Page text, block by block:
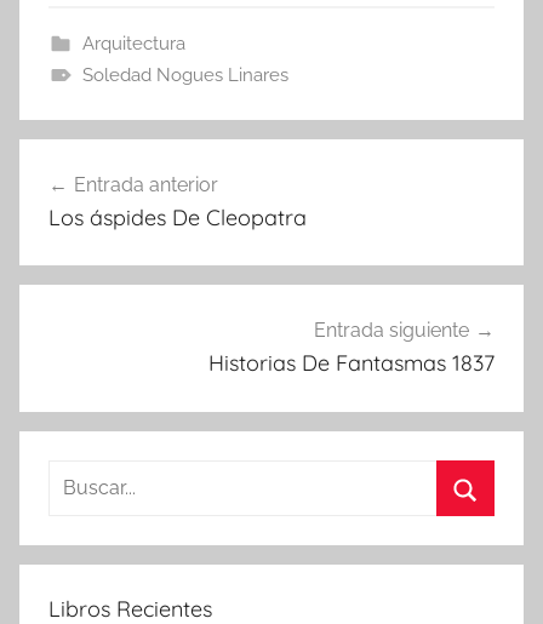
Arquitectura
Soledad Nogues Linares
de
Entrada anterior
Los áspides De Cleopatra
Entrada siguiente
Historias De Fantasmas 1837
Buscar:
Libros Recientes